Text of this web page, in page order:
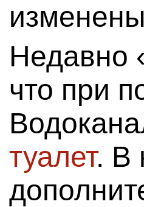
Недавно
что при
туалет. В